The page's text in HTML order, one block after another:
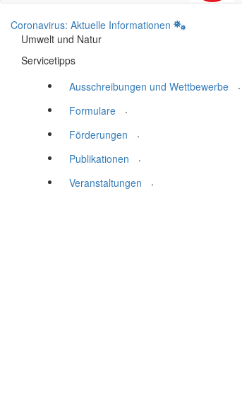
Coronavirus: Aktuelle Informationen
Umwelt und Natur
Servicetipps
Ausschreibungen und Wettbewerbe
.
Formulare
.
Förderungen
.
Publikationen
.
Veranstaltungen
.